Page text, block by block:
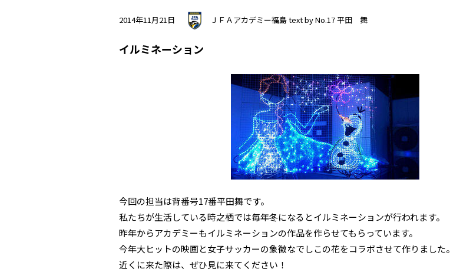
2014年11月21日 ＪＦＡアカデミー福島text by No.17 平田 舞
イルミネーション
今回の担当は背番号17番平田舞です。
私たちが生活している時之栖では毎年冬になるとイルミネーションが行われます。
昨年からアカデミーもイルミネーションの作品を作らせてもらっています。
今年大ヒットの映画と女子サッカーの象徴なでしこの花をコラボさせて作りました。
近くに来た際は、ぜひ見に来てください！